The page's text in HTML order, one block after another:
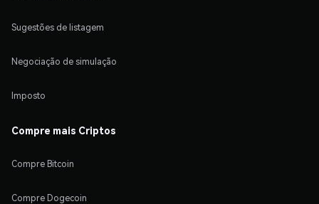
Sugestões de listagem
Negociação de simulação
Imposto
Compre mais Criptos
Compre Bitcoin
Compre Dogecoin